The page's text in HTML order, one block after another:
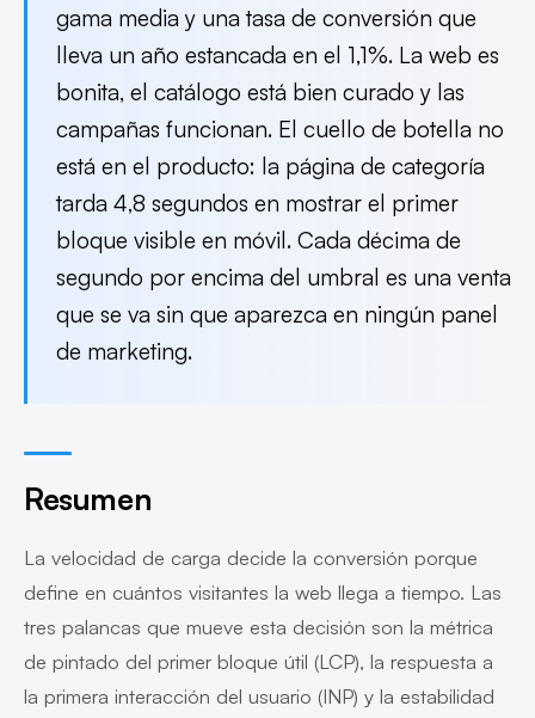
gama media y una tasa de conversión que
lleva un año estancada en el 1,1%. La web es
bonita, el catálogo está bien curado y las
campañas funcionan. El cuello de botella no
está en el producto: la página de categoría
tarda 4,8 segundos en mostrar el primer
bloque visible en móvil. Cada décima de
segundo por encima del umbral es una venta
que se va sin que aparezca en ningún panel
de marketing.
Resumen
La velocidad de carga decide la conversión porque
define en cuántos visitantes la web llega a tiempo. Las
tres palancas que mueve esta decisión son la métrica
de pintado del primer bloque útil (LCP), la respuesta a
la primera interacción del usuario (INP) y la estabilidad